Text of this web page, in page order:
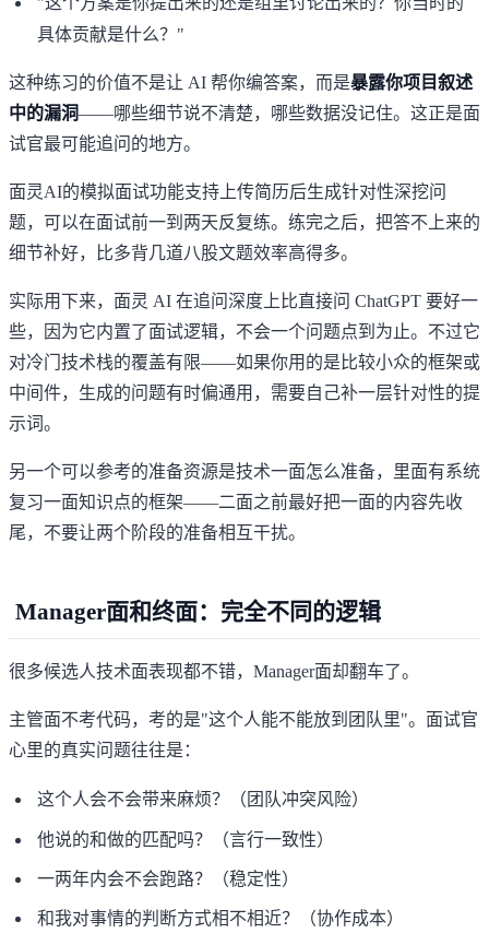
具体贡献是什么？"
这种练习的价值不是让 AI 帮你编答案，而是暴露你项目叙述
中的漏洞——哪些细节说不清楚，哪些数据没记住。这正是面
试官最可能追问的地方。
面灵AI的模拟面试功能支持上传简历后生成针对性深挖问
题，可以在面试前一到两天反复练。练完之后，把答不上来的
细节补好，比多背几道八股文题效率高得多。
实际用下来，面灵 AI 在追问深度上比直接问 ChatGPT 要好一
些，因为它内置了面试逻辑，不会一个问题点到为止。不过它
对冷门技术栈的覆盖有限——如果你用的是比较小众的框架或
中间件，生成的问题有时偏通用，需要自己补一层针对性的提
示词。
另一个可以参考的准备资源是技术一面怎么准备，里面有系统
复习一面知识点的框架——二面之前最好把一面的内容先收
尾，不要让两个阶段的准备相互干扰。
Manager面和终面：完全不同的逻辑
很多候选人技术面表现都不错，Manager面却翻车了。
主管面不考代码，考的是"这个人能不能放到团队里"。面试官
心里的真实问题往往是：
这个人会不会带来麻烦？（团队冲突风险）
他说的和做的匹配吗？（言行一致性）
一两年内会不会跑路？（稳定性）
和我对事情的判断方式相不相近？（协作成本）